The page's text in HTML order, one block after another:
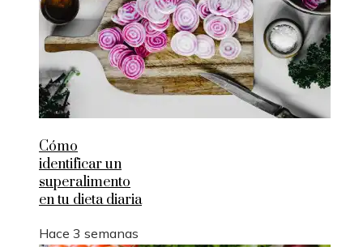
Cómo
identificar un
superalimento
en tu dieta diaria
Hace 3 semanas